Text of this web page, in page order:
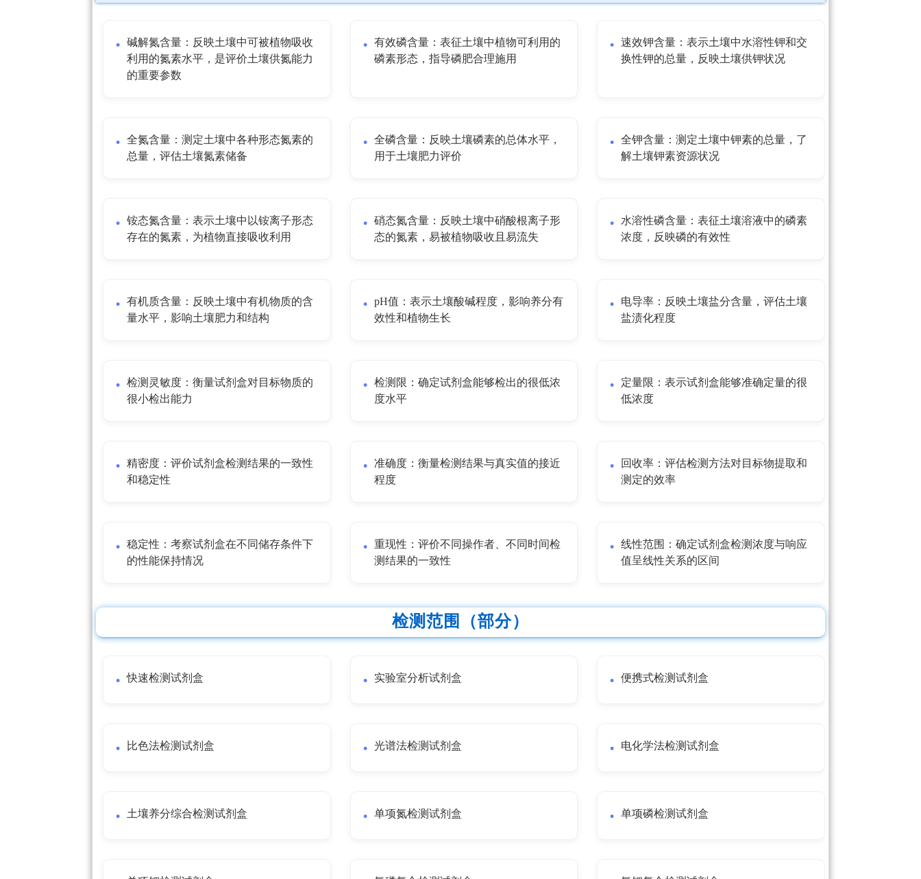
碱解氮含量：反映土壤中可被植物吸收
利用的氮素水平，是评价土壤供氮能力
的重要参数
有效磷含量：表征土壤中植物可利用的
磷素形态，指导磷肥合理施用
速效钾含量：表示土壤中水溶性钾和交
换性钾的总量，反映土壤供钾状况
全氮含量：测定土壤中各种形态氮素的
总量，评估土壤氮素储备
全磷含量：反映土壤磷素的总体水平，
用于土壤肥力评价
全钾含量：测定土壤中钾素的总量，了
解土壤钾素资源状况
铵态氮含量：表示土壤中以铵离子形态
存在的氮素，为植物直接吸收利用
硝态氮含量：反映土壤中硝酸根离子形
态的氮素，易被植物吸收且易流失
水溶性磷含量：表征土壤溶液中的磷素
浓度，反映磷的有效性
有机质含量：反映土壤中有机物质的含
量水平，影响土壤肥力和结构
pH值：表示土壤酸碱程度，影响养分有
效性和植物生长
电导率：反映土壤盐分含量，评估土壤
盐渍化程度
检测灵敏度：衡量试剂盒对目标物质的
很小检出能力
检测限：确定试剂盒能够检出的很低浓
度水平
定量限：表示试剂盒能够准确定量的很
低浓度
精密度：评价试剂盒检测结果的一致性
和稳定性
准确度：衡量检测结果与真实值的接近
程度
回收率：评估检测方法对目标物提取和
测定的效率
稳定性：考察试剂盒在不同储存条件下
的性能保持情况
重现性：评价不同操作者、不同时间检
测结果的一致性
线性范围：确定试剂盒检测浓度与响应
值呈线性关系的区间
检测范围（部分）
快速检测试剂盒 实验室分析试剂盒 便携式检测试剂盒
比色法检测试剂盒 光谱法检测试剂盒 电化学法检测试剂盒
土壤养分综合检测试剂盒 单项氮检测试剂盒 单项磷检测试剂盒